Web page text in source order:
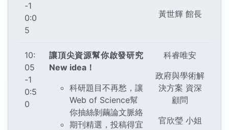
-1
0:0
5
黃世輝 館長
10:
05
-1
0:5
0
讓頂尖資源幫你啟發研究
New idea！
科研題目不再愁，讓
Web of Science幫
你抽絲剝繭論文脈絡
期刊精選，投稿得宜
科睿唯安
政府與學術解
決方案 資深
顧問
官欣瑩 小姐